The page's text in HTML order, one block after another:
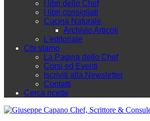
I libri dello Chef
I libri consigliati
Cucina Naturale
Archivio Articoli
L'editoriale
Chi siamo
La Pagina dello Chef
Corsi ed Eventi
Iscriviti alla Newsletter
Contatti
Cerca ricette